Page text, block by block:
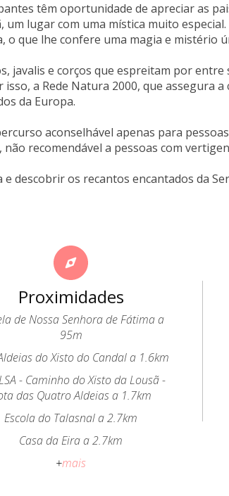
têm oportunidade de apreciar as
um lugar com uma mística muito
o que lhe confere uma magia e mistério
javalis e corços que espreitam por
a Rede Natura 2000, que assegura
da Europa.
aconselhável apenas para
recomendável a pessoas com
descobrir os recantos encantados da
Proximidades
de Nossa Senhora de Fátima a
95m
do Xisto do Candal a 1.6km
- Caminho do Xisto da Lousã -
das Quatro Aldeias a 1.7km
Escola do Talasnal a 2.7km
Casa da Eira a 2.7km
+mais